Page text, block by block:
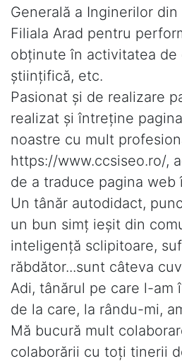
Generală a Inginerilor din
Filiala Arad pentru
obţinute în activitatea de
ştiinţifică, etc.
Pasionat şi de realizare
realizat şi întreţine
noastre cu mult
https://www.ccsiseo.ro/,
de a traduce pagina web
Un tânăr autodidact,
un bun simţ ieşit din
inteligenţă sclipitoare,
răbdător...sunt câteva
Adi, tânărul pe care l-am
de la care, la rându-mi,
Mă bucură mult
colaborării cu toţi tinerii